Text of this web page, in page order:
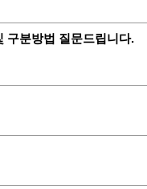
구분방법 질문드립니다.